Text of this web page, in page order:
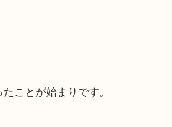
ことが始まりです。